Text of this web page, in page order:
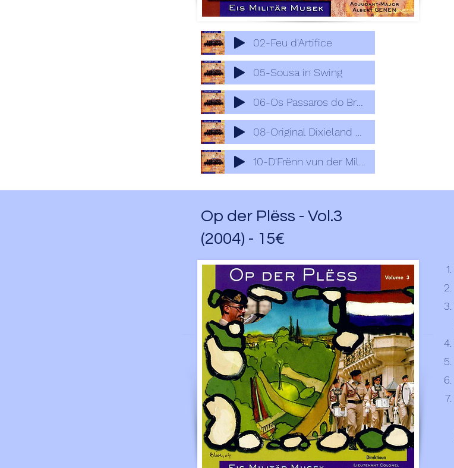
02-Feu d'Artifice
05-Sousa in Swing
Op der Plëss - Vol.3
(2004) - 15€